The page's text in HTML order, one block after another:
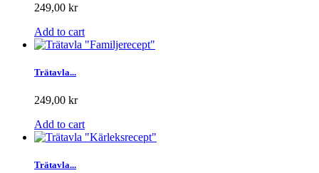
249,00 kr
Add to cart
Trätavla...
249,00 kr
Add to cart
Trätavla...